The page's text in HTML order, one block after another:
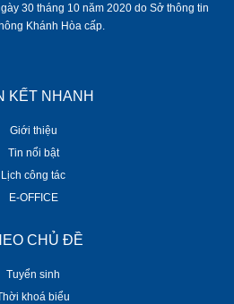
30 tháng 10 năm 2020 do Sở thông tin
Khánh Hòa cấp.
KẾT NHANH
Giới thiệu
Tin nổi bật
Lịch công tác
E-OFFICE
CHỦ ĐỀ
Tuyển sinh
khoá biểu